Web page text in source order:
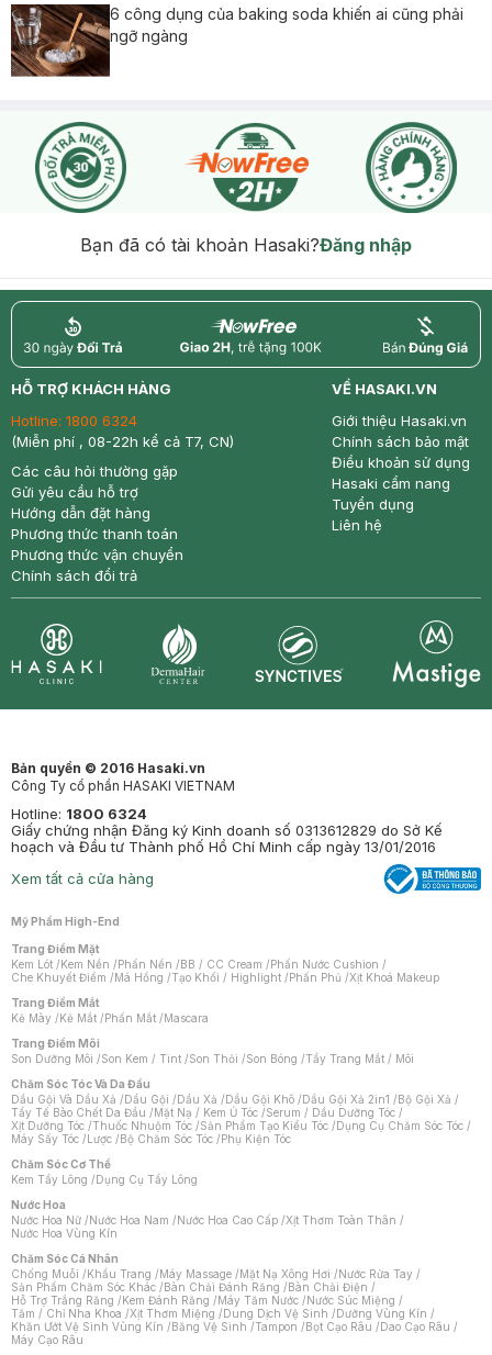
6 công dụng của baking soda khiến ai cũng phải
ngỡ ngàng
Bạn đã có tài khoản Hasaki?Đăng nhập
return nowfree price
HỖ TRỢ KHÁCH HÀNG
Hotline: 1800 6324
(Miễn phí , 08-22h kể cả T7, CN)
Các câu hỏi thường gặp
Gửi yêu cầu hỗ trợ
Hướng dẫn đặt hàng
Phương thức thanh toán
Phương thức vận chuyển
Chính sách đổi trả
VỀ HASAKI.VN
Giới thiệu Hasaki.vn
Chính sách bảo mật
Điều khoản sử dụng
Hasaki cẩm nang
Tuyển dụng
Liên hệ
Bản quyền © 2016 Hasaki.vn
Công Ty cổ phần HASAKI VIETNAM
Hotline: 1800 6324
Giấy chứng nhận Đăng ký Kinh doanh số 0313612829 do Sở Kế
hoạch và Đầu tư Thành phố Hồ Chí Minh cấp ngày 13/01/2016
Xem tất cả cửa hàng
Mỹ Phẩm High-End
Trang Điểm Mặt
Kem Lót /Kem Nền /Phấn Nền /BB / CC Cream /Phấn Nước Cushion /
Che Khuyết Điểm /Má Hồng /Tạo Khối / Highlight /Phấn Phủ /Xịt Khoá Makeup
Trang Điểm Mắt
Kẻ Mày /Kẻ Mắt /Phấn Mắt /Mascara
Trang Điểm Môi
Son Dưỡng Môi /Son Kem / Tint /Son Thỏi /Son Bóng /Tẩy Trang Mắt / Môi
Chăm Sóc Tóc Và Da Đầu
Dầu Gội Và Dầu Xả /Dầu Gội /Dầu Xả /Dầu Gội Khô /Dầu Gội Xả 2in1 /Bộ Gội Xả /
Tẩy Tế Bào Chết Da Đầu /Mặt Nạ / Kem Ủ Tóc /Serum / Dầu Dưỡng Tóc /
Xịt Dưỡng Tóc /Thuốc Nhuộm Tóc /Sản Phẩm Tạo Kiểu Tóc /Dụng Cụ Chăm Sóc Tóc /
Máy Sấy Tóc /Lược /Bộ Chăm Sóc Tóc /Phụ Kiện Tóc
Chăm Sóc Cơ Thể
Kem Tẩy Lông /Dụng Cụ Tẩy Lông
Nước Hoa
Nước Hoa Nữ /Nước Hoa Nam /Nước Hoa Cao Cấp /Xịt Thơm Toàn Thân /
Nước Hoa Vùng Kín
Chăm Sóc Cá Nhân
Chống Muỗi /Khẩu Trang /Máy Massage /Mặt Nạ Xông Hơi /Nước Rửa Tay /
Sản Phẩm Chăm Sóc Khác /Bàn Chải Đánh Răng /Bàn Chải Điện /
Hỗ Trợ Trắng Răng /Kem Đánh Răng /Máy Tăm Nước /Nước Súc Miệng /
Tăm / Chỉ Nha Khoa /Xịt Thơm Miệng /Dung Dịch Vệ Sinh /Dưỡng Vùng Kín /
Khăn Ướt Vệ Sinh Vùng Kín /Băng Vệ Sinh /Tampon /Bọt Cạo Râu /Dao Cạo Râu /
Máy Cạo Râu